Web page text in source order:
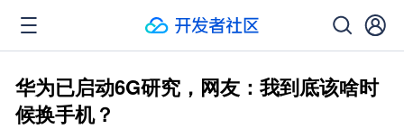
华为已启动6G研究，网友：我到底该啥时
候换手机？